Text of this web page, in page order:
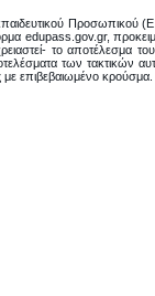
edupass.gov.gr,
το αποτέλεσμα
των τακτικών
επιβεβαιωμένο κρούσμα.